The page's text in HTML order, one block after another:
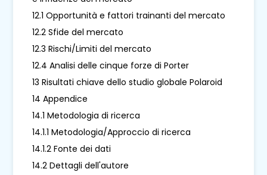
12.1 Opportunità e fattori trainanti del mercato
12.2 Sfide del mercato
12.3 Rischi/Limiti del mercato
12.4 Analisi delle cinque forze di Porter
13 Risultati chiave dello studio globale Polaroid
14 Appendice
14.1 Metodologia di ricerca
14.1.1 Metodologia/Approccio di ricerca
14.1.2 Fonte dei dati
14.2 Dettagli dell'autore